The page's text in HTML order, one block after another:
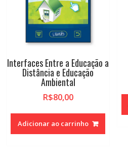
Interfaces Entre a Educação a
Distância e Educação
Ambiental
R$80,00
Adicionar ao carrinho